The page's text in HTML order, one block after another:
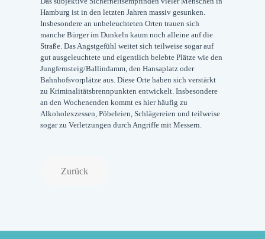
Hamburg ist in den letzten Jahren massiv gesunken.
Insbesondere an unbeleuchteten Orten trauen sich
manche Bürger im Dunkeln kaum noch alleine auf die
Straße. Das Angstgefühl weitet sich teilweise sogar auf
gut ausgeleuchtete und eigentlich belebte Plätze wie den
Jungfernsteig/Ballindamm, den Hansaplatz oder
Bahnhofsvorplätze aus. Diese Orte haben sich verstärkt
zu Kriminalitätsbrennpunkten entwickelt. Insbesondere
an den Wochenenden kommt es hier häufig zu
Alkoholexzessen, Pöbeleien, Schlägereien und teilweise
sogar zu Verletzungen durch Angriffe mit Messern.
Zurück